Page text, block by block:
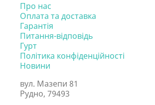
Про нас
Оплата та доставка
Гарантія
Питання-відповідь
Гурт
Політика конфіденційності
Новини
вул. Мазепи 81
Рудно, 79493